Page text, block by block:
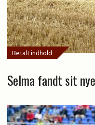
Betalt indhold
Selma fandt sit